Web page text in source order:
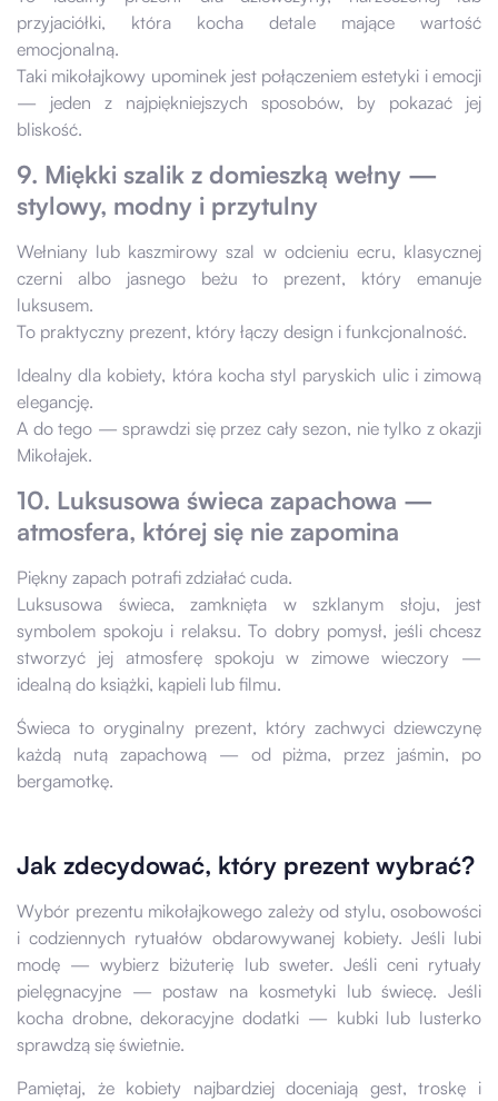
przyjaciółki, która kocha detale mające wartość
emocjonalną.
Taki mikołajkowy upominek jest połączeniem estetyki i emocji
— jeden z najpiękniejszych sposobów, by pokazać jej
bliskość.
9. Miękki szalik z domieszką wełny —
stylowy, modny i przytulny
Wełniany lub kaszmirowy szal w odcieniu ecru, klasycznej
czerni albo jasnego beżu to prezent, który emanuje
luksusem.
To praktyczny prezent, który łączy design i funkcjonalność.
Idealny dla kobiety, która kocha styl paryskich ulic i zimową
elegancję.
A do tego — sprawdzi się przez cały sezon, nie tylko z okazji
Mikołajek.
10. Luksusowa świeca zapachowa —
atmosfera, której się nie zapomina
Piękny zapach potrafi zdziałać cuda.
Luksusowa świeca, zamknięta w szklanym słoju, jest
symbolem spokoju i relaksu. To dobry pomysł, jeśli chcesz
stworzyć jej atmosferę spokoju w zimowe wieczory —
idealną do książki, kąpieli lub filmu.
Świeca to oryginalny prezent, który zachwyci dziewczynę
każdą nutą zapachową — od piżma, przez jaśmin, po
bergamotkę.
Jak zdecydować, który prezent wybrać?
Wybór prezentu mikołajkowego zależy od stylu, osobowości
i codziennych rytuałów obdarowywanej kobiety. Jeśli lubi
modę — wybierz biżuterię lub sweter. Jeśli ceni rytuały
pielęgnacyjne — postaw na kosmetyki lub świecę. Jeśli
kocha drobne, dekoracyjne dodatki — kubki lub lusterko
sprawdzą się świetnie.
Pamiętaj, że kobiety najbardziej doceniają gest, troskę i